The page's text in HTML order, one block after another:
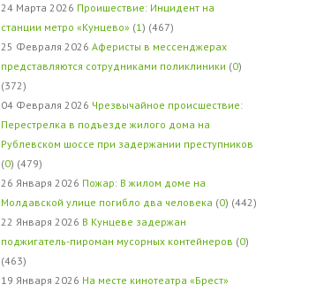
24 Марта 2026 Проишествие: Инцидент на
станции метро «Кунцево» (1) (467)
25 Февраля 2026 Аферисты в мессенджерах
представляются сотрудниками поликлиники (0)
(372)
04 Февраля 2026 Чрезвычайное происшествие:
Перестрелка в подъезде жилого дома на
Рублевском шоссе при задержании преступников
(0) (479)
26 Января 2026 Пожар: В жилом доме на
Молдавской улице погибло два человека (0) (442)
22 Января 2026 В Кунцеве задержан
поджигатель-пироман мусорных контейнеров (0)
(463)
19 Января 2026 На месте кинотеатра «Брест»